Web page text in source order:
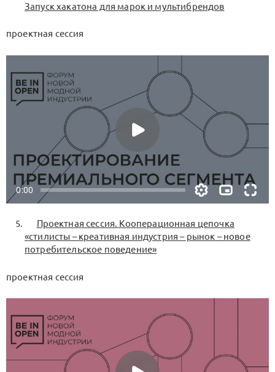
Запуск хакатона для марок и мультибрендов
проектная сессия
Проектная сессия. Кооперационная цепочка
«стилисты – креативная индустрия – рынок – новое
потребительское поведение»
проектная сессия